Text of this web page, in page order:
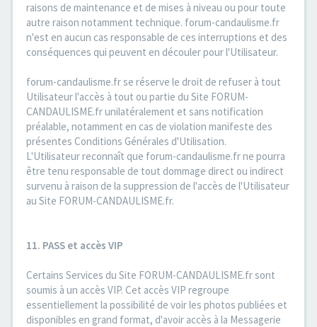
raisons de maintenance et de mises à niveau ou pour toute
autre raison notamment technique. forum-candaulisme.fr
n'est en aucun cas responsable de ces interruptions et des
conséquences qui peuvent en découler pour l'Utilisateur.
forum-candaulisme.fr se réserve le droit de refuser à tout
Utilisateur l'accès à tout ou partie du Site FORUM-
CANDAULISME.fr unilatéralement et sans notification
préalable, notamment en cas de violation manifeste des
présentes Conditions Générales d'Utilisation.
L'Utilisateur reconnaît que forum-candaulisme.fr ne pourra
être tenu responsable de tout dommage direct ou indirect
survenu à raison de la suppression de l'accès de l'Utilisateur
au Site FORUM-CANDAULISME.fr.
11. PASS et accès VIP
Certains Services du Site FORUM-CANDAULISME.fr sont
soumis à un accès VIP. Cet accès VIP regroupe
essentiellement la possibilité de voir les photos publiées et
disponibles en grand format, d'avoir accès à la Messagerie